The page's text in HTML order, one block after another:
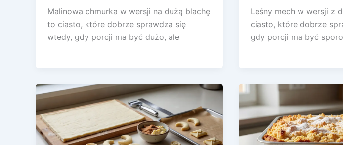
Malinowa chmurka w wersji na dużą blachę
to ciasto, które dobrze sprawdza się
wtedy, gdy porcji ma być dużo, ale
Leśny mech w wersji z
ciasto, które dobrze
gdy porcji ma być